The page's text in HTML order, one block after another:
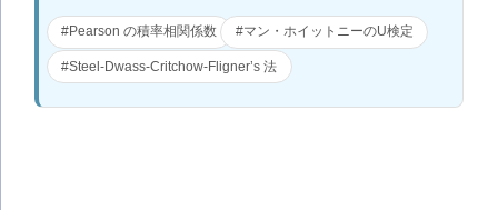
#Pearson の積率相関係数 #マン・ホイットニーのU検定
#Steel-Dwass-Critchow-Fligner’s 法